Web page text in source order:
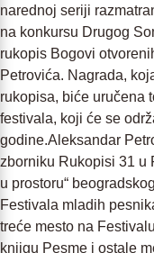
narednoj seriji
na konkursu Drugog
rukopis Bogovi
Petrovića. Nagrada,
rukopisa, biće uručena
festivala, koji će se
godine.Aleksandar
zborniku Rukopisi 31 u
u prostoru“
Festivala mladih
treće mesto na
knjigu Pesme i ostale